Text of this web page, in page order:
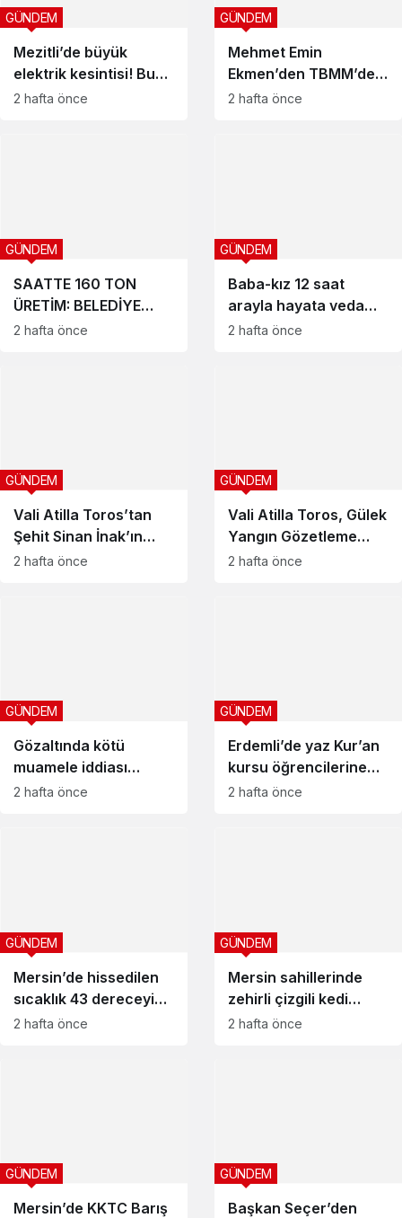
Mezitli’de büyük
elektrik kesintisi! Bu
sokaklarda saatlerce
GÜNDEM
2 hafta önce
Mehmet Emin
Ekmen’den TBMM’de
dikkat çeken Kıbrıs
GÜNDEM
2 hafta önce
SAATTE 160 TON
ÜRETİM: BELEDİYE
KENDİ TESİSİYLE
GÜNDEM
2 hafta önce
Baba-kız 12 saat
arayla hayata veda
etti
GÜNDEM
2 hafta önce
Vali Atilla Toros’tan
Şehit Sinan İnak’ın
ailesine ziyaret
GÜNDEM
2 hafta önce
Vali Atilla Toros, Gülek
Yangın Gözetleme
Kulesi’nde
GÜNDEM
2 hafta önce
Gözaltında kötü
muamele iddiası
Mersin’i gündemine
GÜNDEM
2 hafta önce
Erdemli’de yaz Kur’an
kursu öğrencilerine
sürpriz ziyaret
GÜNDEM
2 hafta önce
Mersin’de hissedilen
sıcaklık 43 dereceyi
bulacak!
GÜNDEM
2 hafta önce
Mersin sahillerinde
zehirli çizgili kedi
balığı uyarısı
GÜNDEM
2 hafta önce
Mersin’de KKTC Barış
GÜNDEM
Başkan Seçer’den
GÜNDEM